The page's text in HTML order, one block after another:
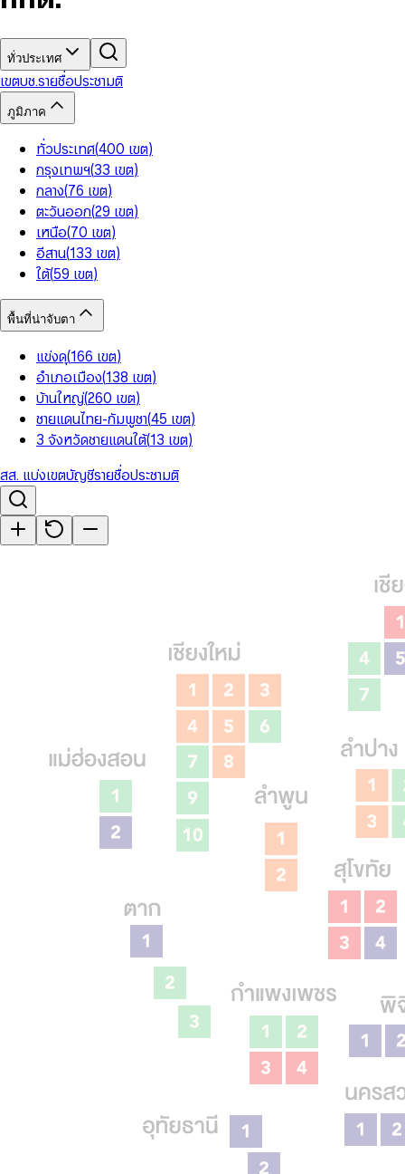
9 9
ทั่วประเทศ
เขตบช.รายชื่อประชามติ
ภูมิภาค
ทั่วประเทศ(400 เขต)
กรุงเทพฯ(33 เขต)
กลาง(76 เขต)
ตะวันออก(29 เขต)
เหนือ(70 เขต)
อีสาน(133 เขต)
ใต้(59 เขต)
พื้นที่น่าจับตา
แข่งดุ(166 เขต)
อำเภอเมือง(138 เขต)
บ้านใหญ่(260 เขต)
ชายแดนไทย-กัมพูชา(45 เขต)
3 จังหวัดชายแดนใต้(13 เขต)
สส. แบ่งเขตบัญชีรายชื่อประชามติ